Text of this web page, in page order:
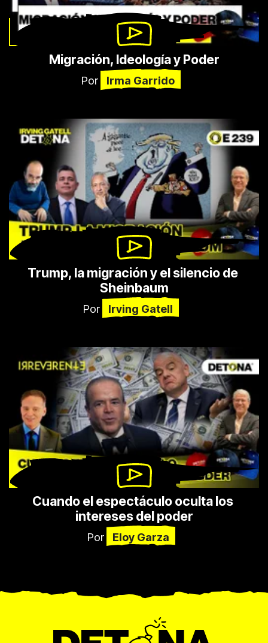
Migración, Ideología y Poder
Por Irma Garrido
Trump, la migración y el silencio de
Sheinbaum
Por Irving Gatell
Cuando el espectáculo oculta los
intereses del poder
Por Eloy Garza